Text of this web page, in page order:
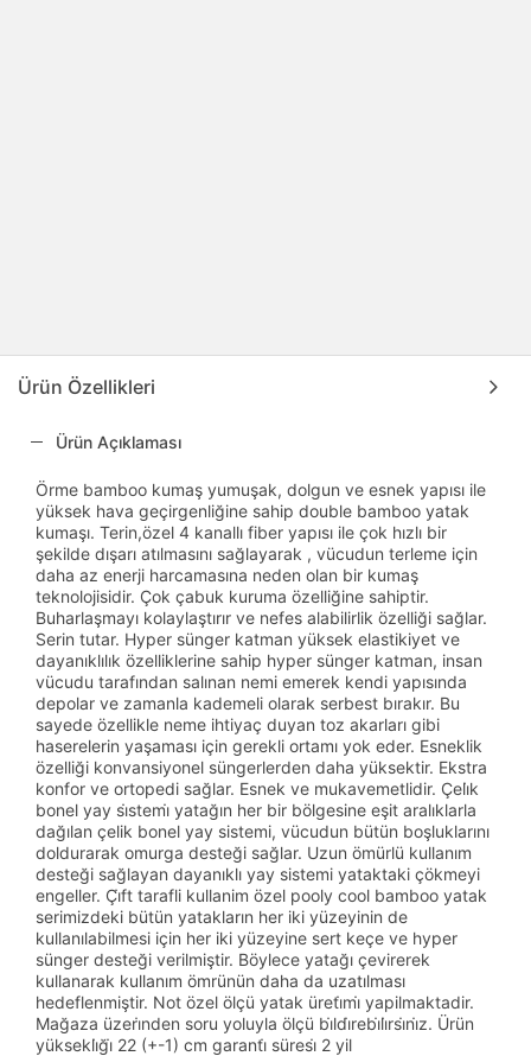
Ürün Özellikleri
Ürün Açıklaması
Örme bamboo kumaş yumuşak, dolgun ve esnek yapısı ile
yüksek hava geçirgenliğine sahip double bamboo yatak
kumaşı. Terin,özel 4 kanallı fiber yapısı ile çok hızlı bir
şekilde dışarı atılmasını sağlayarak , vücudun terleme için
daha az enerji harcamasına neden olan bir kumaş
teknolojisidir. Çok çabuk kuruma özelliğine sahiptir.
Buharlaşmayı kolaylaştırır ve nefes alabilirlik özelliği sağlar.
Serin tutar. Hyper sünger katman yüksek elastikiyet ve
dayanıklılık özelliklerine sahip hyper sünger katman, insan
vücudu tarafından salınan nemi emerek kendi yapısında
depolar ve zamanla kademeli olarak serbest bırakır. Bu
sayede özellikle neme ihtiyaç duyan toz akarları gibi
haserelerin yaşaması için gerekli ortamı yok eder. Esneklik
özelliği konvansiyonel süngerlerden daha yüksektir. Ekstra
konfor ve ortopedi sağlar. Esnek ve mukavemetlidir. Çeli̇k
bonel yay si̇stemi̇ yatağın her bir bölgesine eşit aralıklarla
dağılan çelik bonel yay sistemi, vücudun bütün boşluklarını
doldurarak omurga desteği sağlar. Uzun ömürlü kullanım
desteği sağlayan dayanıklı yay sistemi yataktaki çökmeyi
engeller. Çi̇ft tarafli kullanim özel pooly cool bamboo yatak
serimizdeki bütün yatakların her iki yüzeyinin de
kullanılabilmesi için her iki yüzeyine sert keçe ve hyper
sünger desteği verilmiştir. Böylece yatağı çevirerek
kullanarak kullanım ömrünün daha da uzatılması
hedeflenmiştir. Not özel ölçü yatak üreti̇mi̇ yapilmaktadir.
Mağaza üzeri̇nden soru yoluyla ölçü bi̇ldi̇rebi̇li̇rsi̇ni̇z. Ürün
yüksekli̇ği̇ 22 (+-1) cm garanti̇ süresi̇ 2 yil